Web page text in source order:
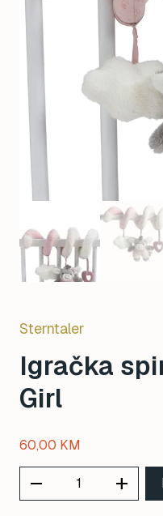
Sterntaler
Igračka
Girl
60,00 KM
remove add